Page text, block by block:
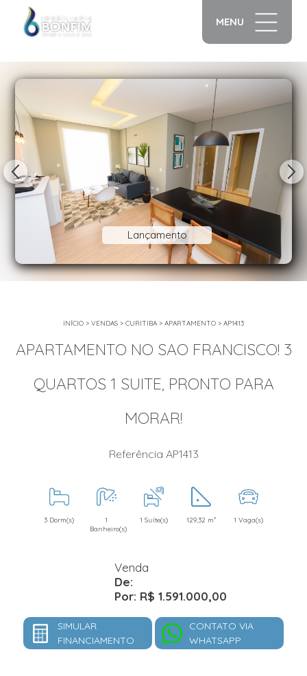
MENU
Lançamento
INÍCIO > VENDAS > CURITIBA > APARTAMENTO > AP1413
APARTAMENTO NO SAO FRANCISCO! 3
QUARTOS 1 SUITE, PRONTO PARA
MORAR!
Referência AP1413
3 Dorm(s)
1
Banheiro(s)
1 Suíte(s) 129,32 m² 1 Vaga(s)
Venda
De:
Por: R$ 1.591.000,00
SIMULAR
FINANCIAMENTO
CONTATO VIA
WHATSAPP